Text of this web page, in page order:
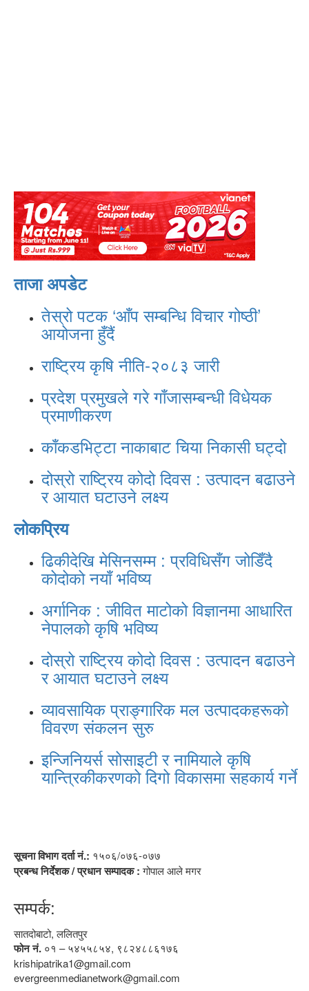
ताजा अपडेट
तेस्रो पटक ‘आँप सम्बन्धि विचार गोष्ठी’
आयोजना हुँदैं
राष्ट्रिय कृषि नीति-२०८३ जारी
प्रदेश प्रमुखले गरे गाँजासम्बन्धी विधेयक
प्रमाणीकरण
काँकडभिट्टा नाकाबाट चिया निकासी घट्दो
दोस्रो राष्ट्रिय कोदो दिवस : उत्पादन बढाउने
र आयात घटाउने लक्ष्य
लोकप्रिय
ढिकीदेखि मेसिनसम्म : प्रविधिसँग जोडिँदै
कोदोको नयाँ भविष्य
अर्गानिक : जीवित माटोको विज्ञानमा आधारित
नेपालको कृषि भविष्य
दोस्रो राष्ट्रिय कोदो दिवस : उत्पादन बढाउने
र आयात घटाउने लक्ष्य
व्यावसायिक प्राङ्गारिक मल उत्पादकहरूको
विवरण संकलन सुरु
इन्जिनियर्स सोसाइटी र नामियाले कृषि
यान्त्रिकीकरणको दिगो विकासमा सहकार्य गर्ने
सूचना विभाग दर्ता नं.: १५०६/०७६-०७७
प्रबन्ध निर्देशक / प्रधान सम्पादक :गोपाल आले मगर
सम्पर्क:
सातदोबाटो, ललितपुर
फोन नं. ०१ – ५४५५८५४, ९८२४८८६१७६
krishipatrika1@gmail.com
evergreenmedianetwork@gmail.com